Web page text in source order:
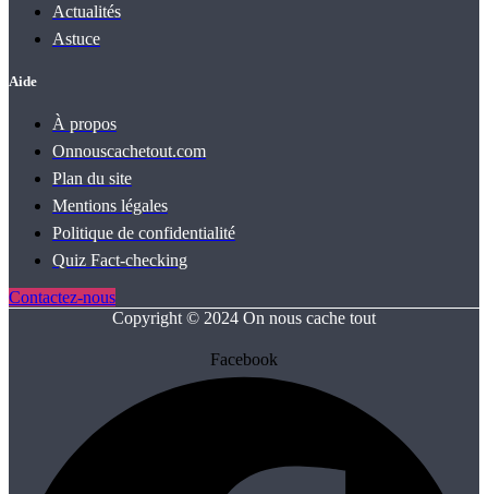
Actualités
Astuce
Aide
À propos
Onnouscachetout.com
Plan du site
Mentions légales
Politique de confidentialité
Quiz Fact‑checking
Contactez-nous
Copyright © 2024 On nous cache tout
Facebook